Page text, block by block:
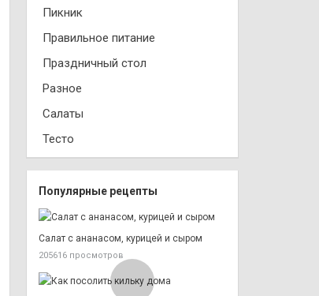
Пикник
Правильное питание
Праздничный стол
Разное
Салаты
Тесто
Популярные рецепты
Салат с ананасом, курицей и сыром
205616 просмотров